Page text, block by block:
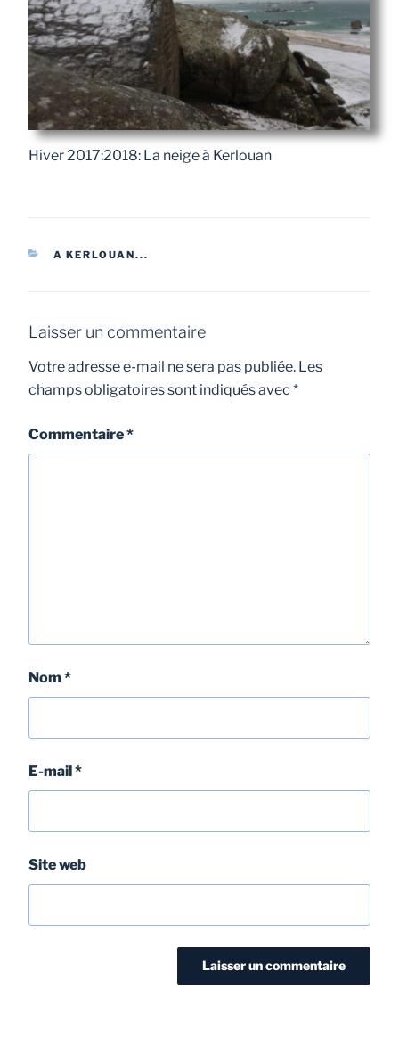
Hiver 2017:2018: La neige à Kerlouan
A KERLOUAN...
Laisser un commentaire
Votre adresse e-mail ne sera pas publiée. Les
champs obligatoires sont indiqués avec *
Commentaire*
Nom *
E-mail*
Site web